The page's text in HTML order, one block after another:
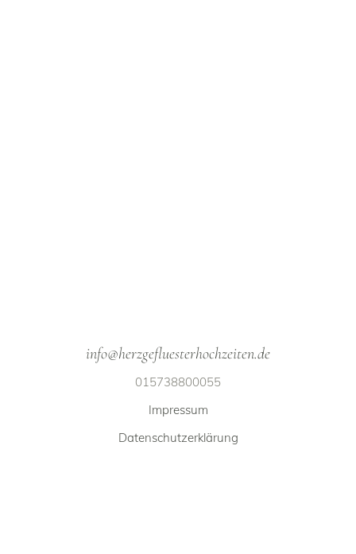
info@herzgefluesterhochzeiten.de
015738800055
Impressum
Datenschutzerklärung